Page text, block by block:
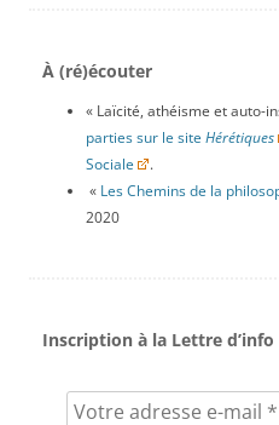
À (ré)écouter
« Laïcité, athéisme et auto-
parties sur le site Hérétiques
Sociale
.
« Les Chemins de la
2020
Inscription à la Lettre d’info